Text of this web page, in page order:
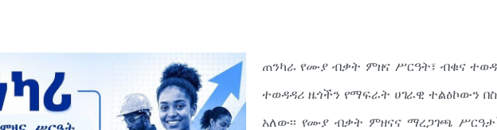
ጠንካራ የሙያ ብቃት ምዘና ሥርዓት፣ ብቁና
ተወዳዳሪ ዜጎችን የማፍራት ሀገራዊ ተልዕኮውን
አለው፡፡ የሙያ ብቃት ምዘናና ማረጋገጫ